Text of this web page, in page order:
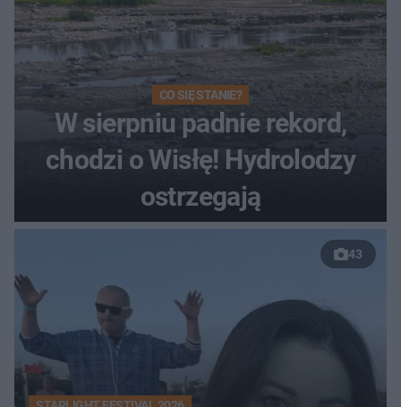
CO SIĘ STANIE?
W sierpniu padnie rekord,
chodzi o Wisłę! Hydrolodzy
ostrzegają
43